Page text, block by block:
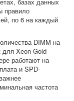
правило
по 6 на каждый
DIMM на
Xeon Gold
работают на
и SPD-
частота